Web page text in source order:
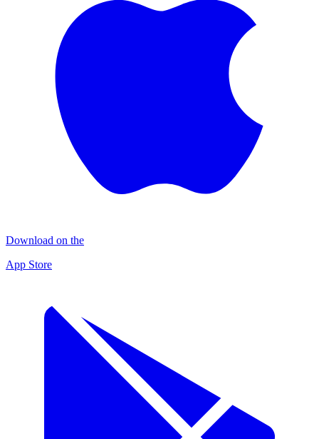
Download on the
App Store